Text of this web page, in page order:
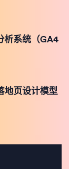
析系统（GA4
地页设计模型